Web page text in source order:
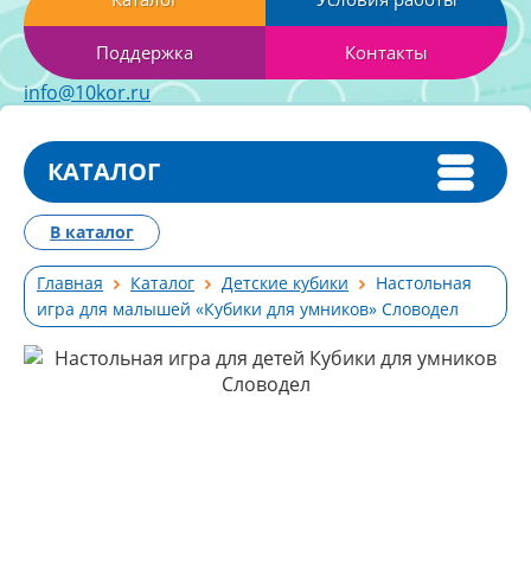
Поддержка Контакты
info@10kor.ru
КАТАЛОГ
Главная Каталог Детские кубики
Настольная
игра для малышей «Кубики для умников» Словодел
В каталог